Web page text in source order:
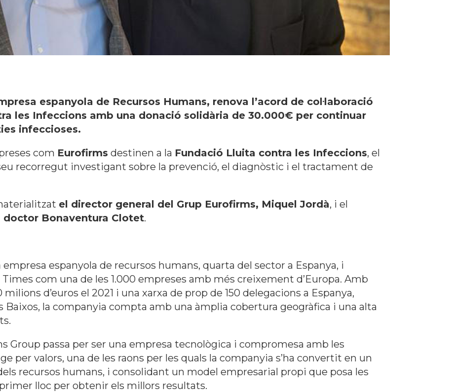
espanyola de Recursos Humans, renova l’acord de col·laboració
les Infeccions amb una donació solidària de 30.000€ per continuar
infeccioses.
com Eurofirms destinen a la Fundació Lluita contra les Infeccions, el
recorregut investigant sobre la prevenció, el diagnòstic i el tractament de
el director general del Grup Eurofirms, Miquel Jordà, i el
doctor Bonaventura Clotet.
espanyola de recursos humans, quarta del sector a Espanya, i
com una de les 1.000 empreses amb més creixement d’Europa. Amb
d’euros el 2021 i una xarxa de prop de 150 delegacions a Espanya,
Baixos, la companyia compta amb una àmplia cobertura geogràfica i una alta
Group passa per ser una empresa tecnològica i compromesa amb les
per valors, una de les raons per les quals la companyia s’ha convertit en un
recursos humans, i consolidant un model empresarial propi que posa les
lloc per obtenir els millors resultats.